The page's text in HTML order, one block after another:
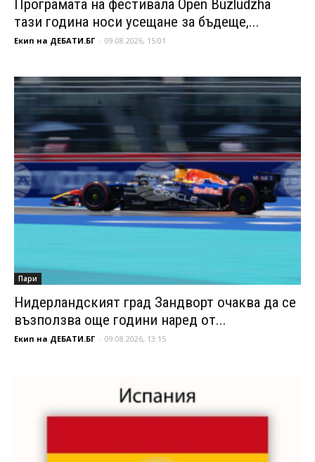
Програмата на фестивала Open Buzludzha
тази година носи усещане за бъдеще,...
Екип на ДЕБАТИ.БГ - 09.08.2026, 15:01
Пари
Нидерландският град Зандворт очаква да се
възползва още години наред от...
Екип на ДЕБАТИ.БГ - 09.08.2026, 13:15